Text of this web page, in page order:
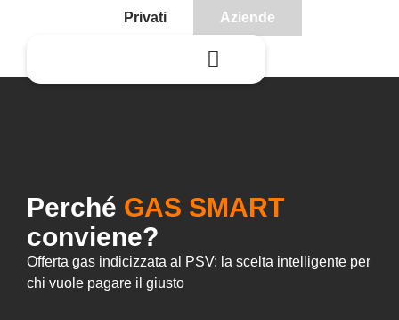
Privati Aziende
Perché GAS SMART
conviene?
Offerta gas indicizzata al PSV: la scelta intelligente per
chi vuole pagare il giusto